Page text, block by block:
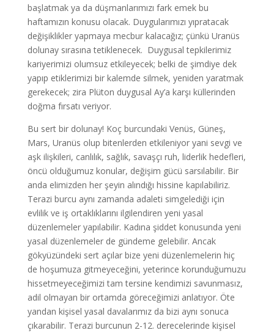
başlatmak ya da düşmanlarımızı fark emek bu
haftamızın konusu olacak. Duygularımızı yıpratacak
değişiklikler yapmaya mecbur kalacağız; çünkü Uranüs
dolunay sırasına tetiklenecek. Duygusal tepkilerimiz
kariyerimizi olumsuz etkileyecek; belki de şimdiye dek
yapıp etiklerimizi bir kalemde silmek, yeniden yaratmak
gerekecek; zira Plüton duygusal Ay’a karşı küllerinden
doğma fırsatı veriyor.
Bu sert bir dolunay! Koç burcundaki Venüs, Güneş,
Mars, Uranüs olup bitenlerden etkileniyor yani sevgi ve
aşk ilişkileri, canlılık, sağlık, savaşçı ruh, liderlik hedefleri,
öncü olduğumuz konular, değişim gücü sarsılabilir. Bir
anda elimizden her şeyin alındığı hissine kapılabiliriz.
Terazi burcu aynı zamanda adaleti simgelediği için
evlilik ve iş ortaklıklarını ilgilendiren yeni yasal
düzenlemeler yapılabilir. Kadına şiddet konusunda yeni
yasal düzenlemeler de gündeme gelebilir. Ancak
gökyüzündeki sert açılar bize yeni düzenlemelerin hiç
de hoşumuza gitmeyeceğini, yeterince korunduğumuzu
hissetmeyeceğimizi tam tersine kendimizi savunmasız,
adil olmayan bir ortamda göreceğimizi anlatıyor. Öte
yandan kişisel yasal davalarımız da bizi aynı sonuca
çıkarabilir. Terazi burcunun 2-12. derecelerinde kişisel